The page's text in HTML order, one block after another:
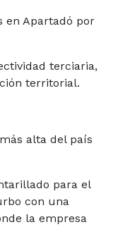
en Apartadó por
terciaria,
territorial.
alta del país
para el
con una
la empresa